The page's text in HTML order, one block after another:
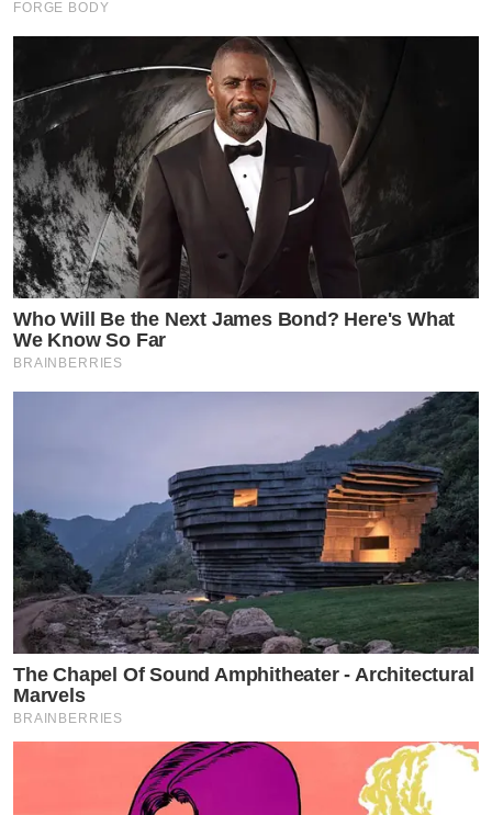
FORGE BODY
Who Will Be the Next James Bond? Here's What
We Know So Far
BRAINBERRIES
The Chapel Of Sound Amphitheater - Architectural
Marvels
BRAINBERRIES